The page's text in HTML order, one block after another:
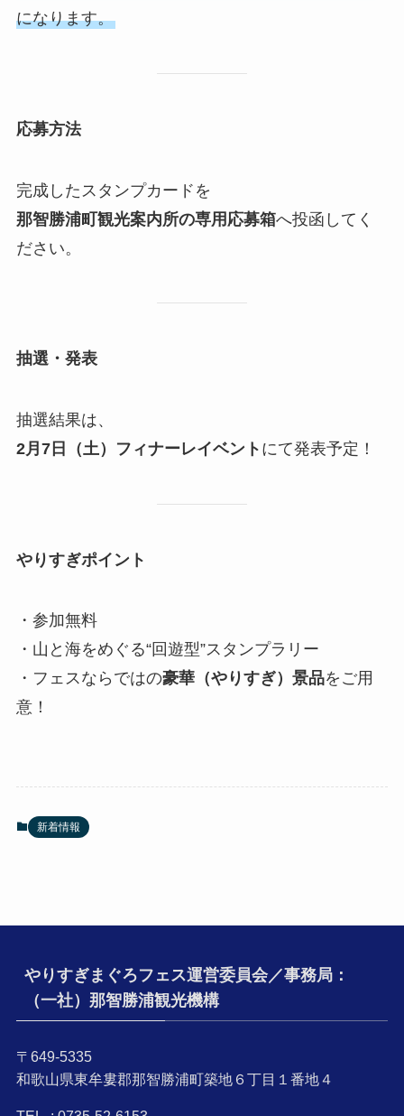
になります。
応募方法
完成したスタンプカードを
那智勝浦町観光案内所の専用応募箱へ投函してく
ださい。
抽選・発表
抽選結果は、
2月7日（土）フィナーレイベント にて発表予定！
やりすぎポイント
・参加無料
・山と海をめぐる“回遊型”スタンプラリー
・フェスならではの豪華（やりすぎ）景品をご用
意！
新着情報
やりすぎまぐろフェス運営委員会／事務局：
（一社）那智勝浦観光機構
〒649-5335
和歌山県東牟婁郡那智勝浦町築地６丁目１番地４